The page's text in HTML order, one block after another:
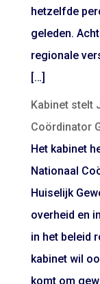
hetzelfde
geleden.
regionale
[…]
Kabinet stelt
Coördinator
Het kabinet
Nationaal
Huiselijk
overheid en
in het beleid
kabinet wil
komt om